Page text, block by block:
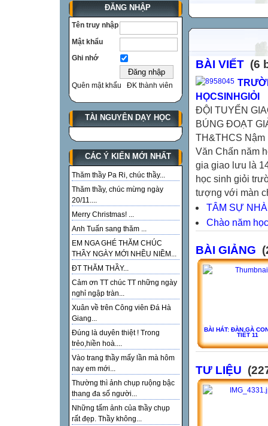
ĐĂNG NHẬP
Tên truy nhập
Mật khẩu
Ghi nhớ
Quên mật khẩu ĐK thành viên
TÀI NGUYÊN DẠY HỌC
CÁC Ý KIẾN MỚI NHẤT
Thăm thầy Pa Ri, chúc thầy...
Thăm thầy, chúc mừng ngày
20/11....
Merry Christmas! ...
Anh Tuấn sang thăm ...
EM NGA GHÉ THĂM CHÚC
THẦY NGÀY MỚI NHỀU NIỀM...
ĐT THĂM THẦY...
Cảm ơn TT chúc TT những ngày
nghỉ ngập tràn...
Xuân về trên Công viên Đá Hà
Giang...
Đúng là duyên thiệt ! Trong
trẻo,hiền hoà....
Vào trang thầy mấy lần mà hôm
nay em mới...
Thường thì ảnh chụp ruộng bậc
thang đa số người...
Những tấm ảnh của thầy chụp
rất đẹp. Thầy không...
BÀI VIẾT (6
HỌCSINHGIỎI
ĐỘI TUYỂN
BÚNG ĐOẠT
TH&THCS Nậm
Văn Chấn năm
gia giao lưu là
học sinh giỏi
tượng với màn
TÂM SỰ
Chào năm
BÀI GIẢNG
BÀI HÁT: ĐÀN GÀ
TIẾT 11
TƯ LIỆU